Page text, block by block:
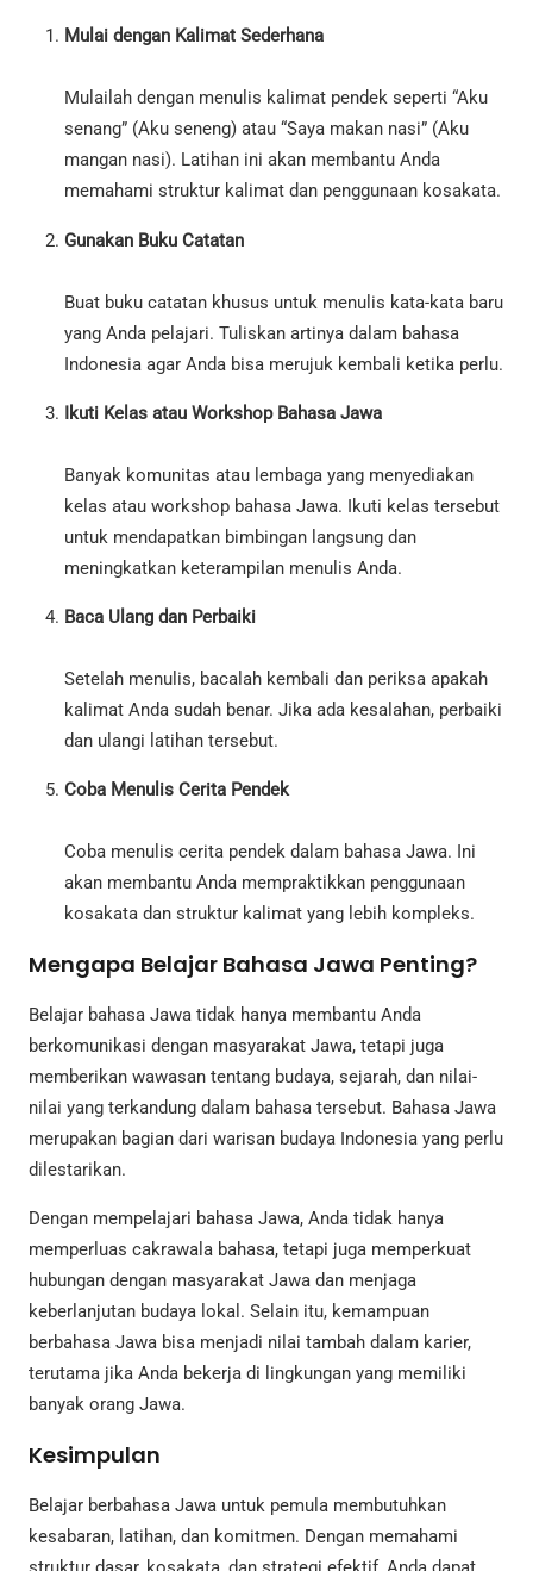
Mulai dengan Kalimat Sederhana
Mulailah dengan menulis kalimat pendek seperti “Aku
senang” (Aku seneng) atau “Saya makan nasi” (Aku
mangan nasi). Latihan ini akan membantu Anda
memahami struktur kalimat dan penggunaan kosakata.
Gunakan Buku Catatan
Buat buku catatan khusus untuk menulis kata-kata baru
yang Anda pelajari. Tuliskan artinya dalam bahasa
Indonesia agar Anda bisa merujuk kembali ketika perlu.
Ikuti Kelas atau Workshop Bahasa Jawa
Banyak komunitas atau lembaga yang menyediakan
kelas atau workshop bahasa Jawa. Ikuti kelas tersebut
untuk mendapatkan bimbingan langsung dan
meningkatkan keterampilan menulis Anda.
Baca Ulang dan Perbaiki
Setelah menulis, bacalah kembali dan periksa apakah
kalimat Anda sudah benar. Jika ada kesalahan, perbaiki
dan ulangi latihan tersebut.
Coba Menulis Cerita Pendek
Coba menulis cerita pendek dalam bahasa Jawa. Ini
akan membantu Anda mempraktikkan penggunaan
kosakata dan struktur kalimat yang lebih kompleks.
Mengapa Belajar Bahasa Jawa Penting?
Belajar bahasa Jawa tidak hanya membantu Anda
berkomunikasi dengan masyarakat Jawa, tetapi juga
memberikan wawasan tentang budaya, sejarah, dan nilai-
nilai yang terkandung dalam bahasa tersebut. Bahasa Jawa
merupakan bagian dari warisan budaya Indonesia yang perlu
dilestarikan.
Dengan mempelajari bahasa Jawa, Anda tidak hanya
memperluas cakrawala bahasa, tetapi juga memperkuat
hubungan dengan masyarakat Jawa dan menjaga
keberlanjutan budaya lokal. Selain itu, kemampuan
berbahasa Jawa bisa menjadi nilai tambah dalam karier,
terutama jika Anda bekerja di lingkungan yang memiliki
banyak orang Jawa.
Kesimpulan
Belajar berbahasa Jawa untuk pemula membutuhkan
kesabaran, latihan, dan komitmen. Dengan memahami